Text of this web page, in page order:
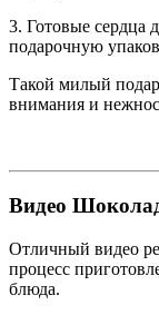
3. Готовые сердца
подарочную
Такой милый
внимания и
Видео
Отличный видео
процесс
блюда.